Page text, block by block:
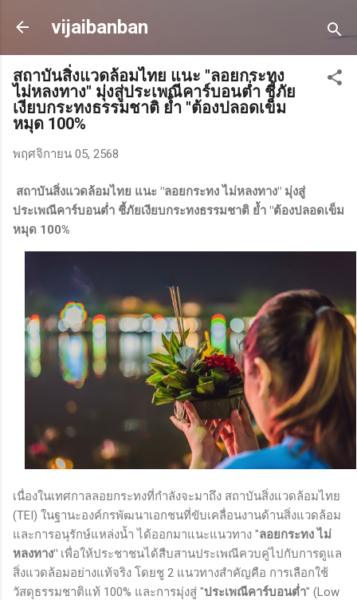
ข้ามไปที่เนื้อหาหลัก
vijaibanban
สถาบันสิ่งแวดล้อมไทย แนะ "ลอยกระทง
ไม่หลงทาง" มุ่งสู่ประเพณีคาร์บอนต่ำ ชี้ภัย
เงียบกระทงธรรมชาติ ย้ำ "ต้องปลอดเข็ม
หมุด 100%
พฤศจิกายน 05, 2568
สถาบันสิ่งแวดล้อมไทย แนะ "ลอยกระทง ไม่หลงทาง" มุ่งสู่
ประเพณีคาร์บอนต่ำ ชี้ภัยเงียบกระทงธรรมชาติ ย้ำ "ต้องปลอดเข็ม
หมุด 100%
เนื่องในเทศกาลลอยกระทงที่กำลังจะมาถึง สถาบันสิ่งแวดล้อมไทย
(TEI) ในฐานะองค์กรพัฒนาเอกชนที่ขับเคลื่อนงานด้านสิ่งแวดล้อม
และการอนุรักษ์แหล่งน้ำ ได้ออกมาแนะแนวทาง "ลอยกระทง ไม่
หลงทาง" เพื่อให้ประชาชนได้สืบสานประเพณีควบคู่ไปกับการดูแล
สิ่งแวดล้อมอย่างแท้จริง โดยชู 2 แนวทางสำคัญคือ การเลือกใช้
วัสดุธรรมชาติแท้ 100% และการมุ่งสู่ "ประเพณีคาร์บอนต่ำ" (Low